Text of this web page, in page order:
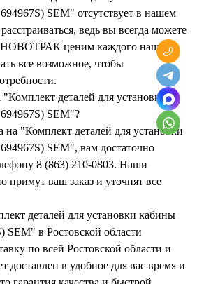
SEM" отсутствует в нашем
ведь вы всегда можете
НОВОТРАК ценим каждого нашего
все возможное, чтобы
деталей для установки
SEM"?
на "Комплект деталей для установки
SEM", вам достаточно
8 (863) 210-0803. Наши
примут ваш заказ и уточнят все
деталей для установки кабины
SEM" в Ростовской области
по всей Ростовской области и
доставлен в удобное для вас время и